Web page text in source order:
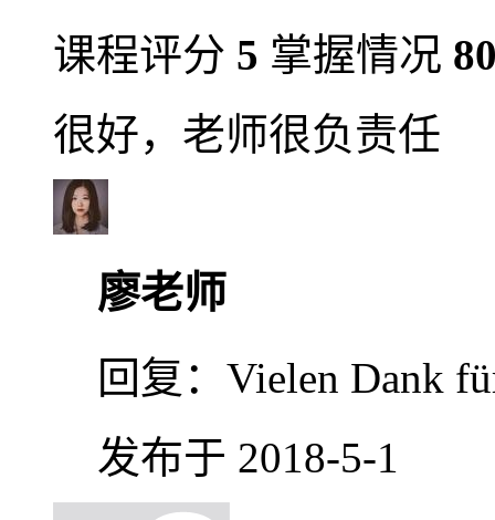
课程评分 5 掌握情况
很好，老师很负责任
廖老师
回复： Vielen Dank
发布于 2018-5-1